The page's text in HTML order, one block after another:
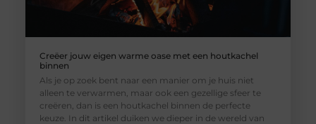
Creëer jouw eigen warme oase met een houtkachel
binnen
Als je op zoek bent naar een manier om je huis niet
alleen te verwarmen, maar ook een gezellige sfeer te
creëren, dan is een houtkachel binnen de perfecte
keuze. In dit artikel duiken we dieper in de wereld van